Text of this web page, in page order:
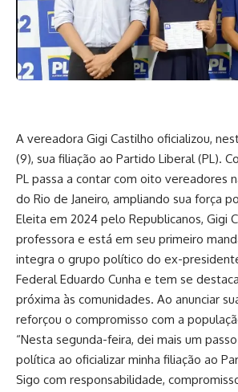
A vereadora Gigi Castilho oficializou,
(9), sua filiação ao Partido Liberal (PL).
PL passa a contar com oito vereadores
do Rio de Janeiro, ampliando sua força
Eleita em 2024 pelo Republicanos, Gigi
professora e está em seu primeiro
integra o grupo político do ex-
Federal Eduardo Cunha e tem se
próxima às comunidades. Ao anunciar
reforçou o compromisso com a
“Nesta segunda-feira, dei mais um
política ao oficializar minha filiação ao
Sigo com responsabilidade,